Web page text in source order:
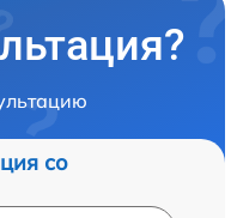
со